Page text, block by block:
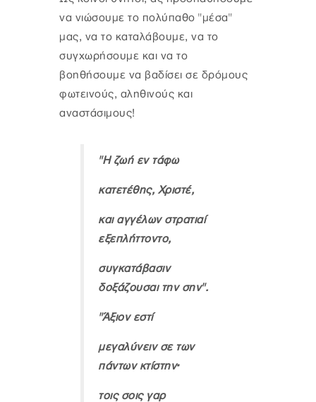
να νιώσουμε το πολύπαθο "μέσα"
μας, να το καταλάβουμε, να το
συγχωρήσουμε και να το
βοηθήσουμε να βαδίσει σε δρόμους
φωτεινούς, αληθινούς και
αναστάσιμους!
"Η ζωή εν τάφω
κατετέθης, Χριστέ,
και αγγέλων στρατιαί
εξεπλήττοντο,
συγκατάβασιν
δοξάζουσαι την σην".
"Άξιον εστί
μεγαλύνειν σε των
πάντων κτίστην·
τοις σοις γαρ